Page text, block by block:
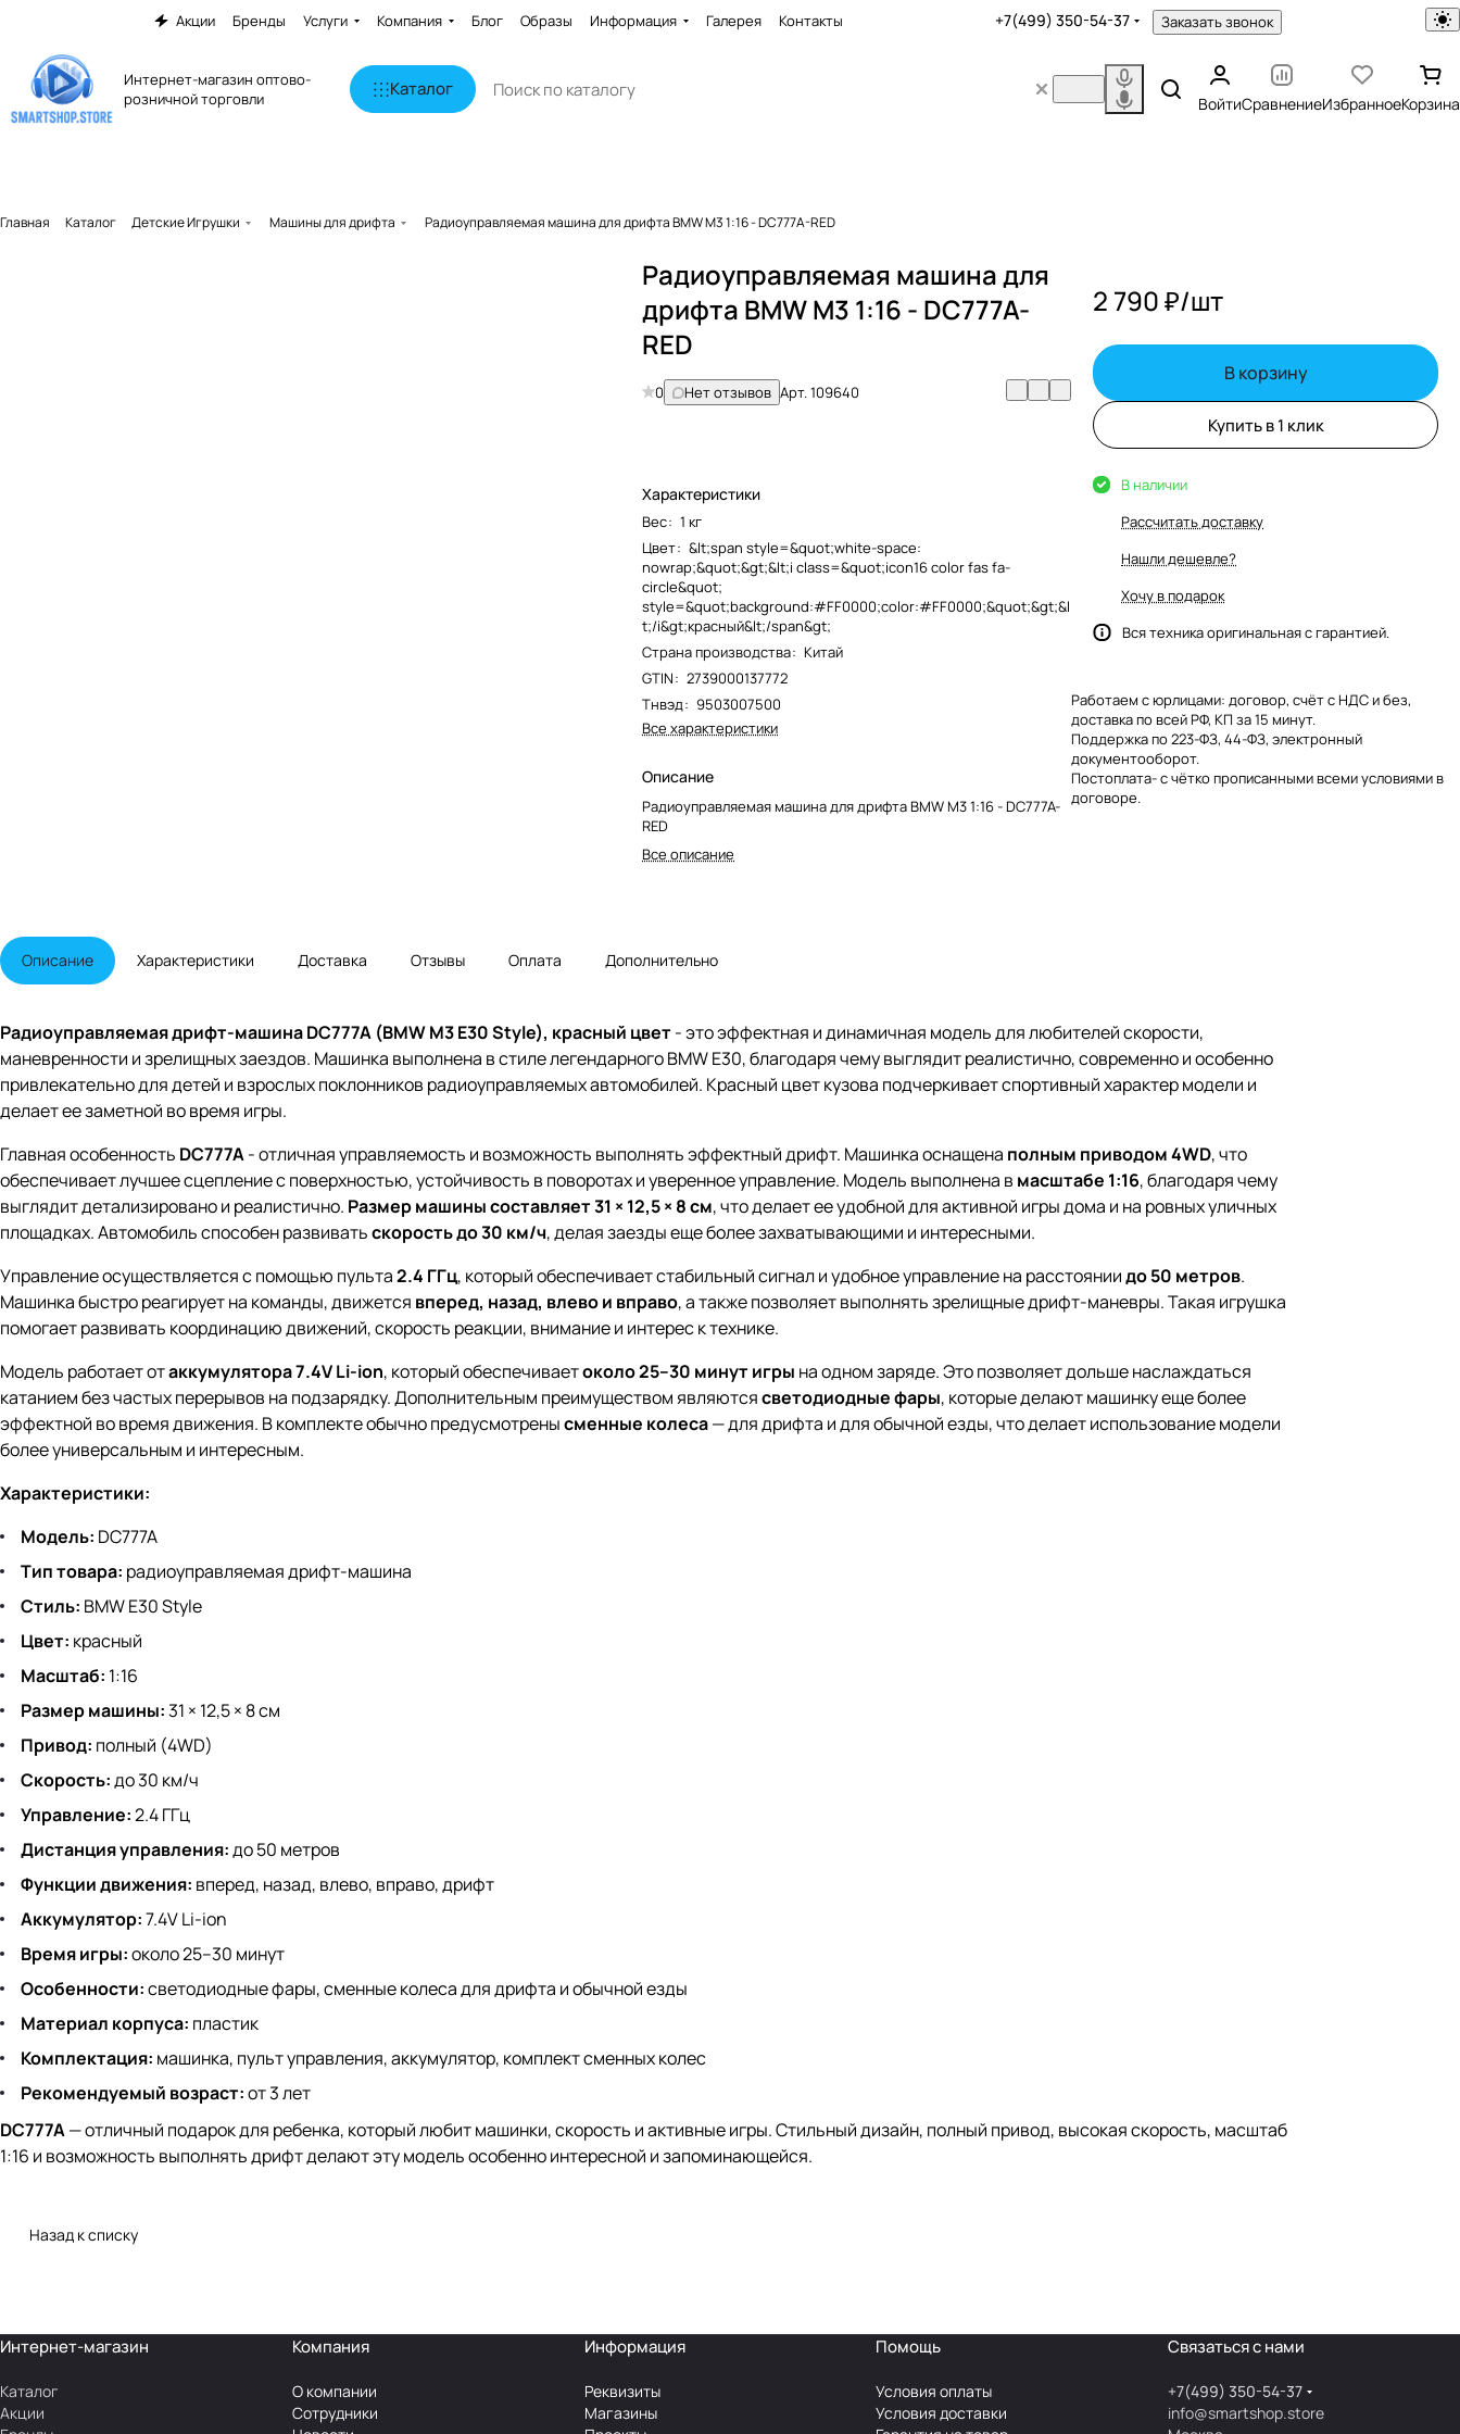
Акции Бренды Услуги Компания Блог Образы Информация Галерея Контакты +7(499) 350-54-37 Заказать звонок
Интернет-магазин оптово-
розничной торговли
Каталог
ВойтиСравнениеИзбранноеКорзина
Главная Каталог Детские Игрушки Машины для дрифта Радиоуправляемая машина для дрифта BMW M3 1:16 - DC777A-RED
Радиоуправляемая машина для
дрифта BMW M3 1:16 - DC777A-
RED
0 Нет отзывов Арт.109640
Характеристики
Вес: 1 кг
Цвет: &lt;span style=&quot;white-space:
nowrap;&quot;&gt;&lt;i class=&quot;icon16 color fas fa-
circle&quot;
style=&quot;background:#FF0000;color:#FF0000;&quot;&gt;&l
t;/i&gt;красный&lt;/span&gt;
Страна производства: Китай
GTIN: 2739000137772
Тнвэд: 9503007500
Все характеристики
Описание
Радиоуправляемая машина для дрифта BMW M3 1:16 - DC777A-
RED
Все описание
2 790 ₽/шт
В корзину
Купить в 1 клик
В наличии
Рассчитать доставку
Нашли дешевле?
Хочу в подарок
Вся техника оригинальная с гарантией.
Работаем с юрлицами: договор, счёт с НДС и без,
доставка по всей РФ, КП за 15 минут.
Поддержка по 223-ФЗ, 44-ФЗ, электронный
документооборот.
Постоплата- с чётко прописанными всеми условиями в
договоре.
Описание Характеристики Доставка Отзывы Оплата Дополнительно
Радиоуправляемая дрифт-машина DC777A (BMW M3 E30 Style), красный цвет- это эффектная и динамичная модель для любителей скорости,
маневренности и зрелищных заездов. Машинка выполнена в стиле легендарного BMW E30, благодаря чему выглядит реалистично, современно и особенно
привлекательно для детей и взрослых поклонников радиоуправляемых автомобилей. Красный цвет кузова подчеркивает спортивный характер модели и
делает ее заметной во время игры.
Главная особенность DC777A- отличная управляемость и возможность выполнять эффектный дрифт. Машинка оснащена полным приводом 4WD, что
обеспечивает лучшее сцепление с поверхностью, устойчивость в поворотах и уверенное управление. Модель выполнена в масштабе 1:16, благодаря чему
выглядит детализировано и реалистично. Размер машины составляет 31 × 12,5 × 8 см, что делает ее удобной для активной игры дома и на ровных уличных
площадках. Автомобиль способен развиватьскорость до 30 км/ч, делая заезды еще более захватывающими и интересными.
Управление осуществляется с помощью пульта2.4 ГГц, который обеспечивает стабильный сигнал и удобное управление на расстояниидо 50 метров.
Машинка быстро реагирует на команды, движется вперед, назад, влево и вправо, а также позволяет выполнять зрелищные дрифт-маневры. Такая игрушка
помогает развивать координацию движений, скорость реакции, внимание и интерес к технике.
Модель работает отаккумулятора 7.4V Li-ion, который обеспечиваетоколо 25–30 минут игры на одном заряде. Это позволяет дольше наслаждаться
катанием без частых перерывов на подзарядку. Дополнительным преимуществом являютсясветодиодные фары, которые делают машинку еще более
эффектной во время движения. В комплекте обычно предусмотренысменные колеса— для дрифта и для обычной езды, что делает использование модели
более универсальным и интересным.
Характеристики:
Модель: DC777A
Тип товара: радиоуправляемая дрифт-машина
Стиль: BMW E30 Style
Цвет: красный
Масштаб: 1:16
Размер машины:31 × 12,5 × 8 см
Привод: полный (4WD)
Скорость:до 30 км/ч
Управление:2.4 ГГц
Дистанция управления:до 50 метров
Функции движения: вперед, назад, влево, вправо, дрифт
Аккумулятор:7.4V Li-ion
Время игры:около 25–30 минут
Особенности:светодиодные фары, сменные колеса для дрифта и обычной езды
Материал корпуса: пластик
Комплектация: машинка, пульт управления, аккумулятор, комплект сменных колес
Рекомендуемый возраст:от 3 лет
DC777A— отличный подарок для ребенка, который любит машинки, скорость и активные игры. Стильный дизайн, полный привод, высокая скорость, масштаб
1:16 и возможность выполнять дрифт делают эту модель особенно интересной и запоминающейся.
Назад к списку
Интернет-магазин
Каталог
Акции
Компания
О компании
Сотрудники
Информация
Реквизиты
Магазины
Помощь
Условия оплаты
Условия доставки
Связаться с нами
+7(499) 350-54-37
info@smartshop.store